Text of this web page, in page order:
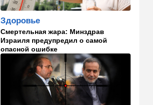
Снимали порт в Эйлате и
гору Герцль: так Тамерлан и
Алина продались иранской
разведке
16:48 Израиль
Злобный охранник:
арестован араб, лупивший
железом футбольных
болельщиков
Здоровье
Смертельная жара: Минздрав
Израиля предупредил о самой
опасной ошибке